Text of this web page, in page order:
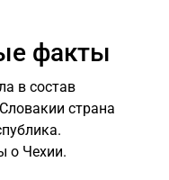
факты
в состав
страна
о Чехии.